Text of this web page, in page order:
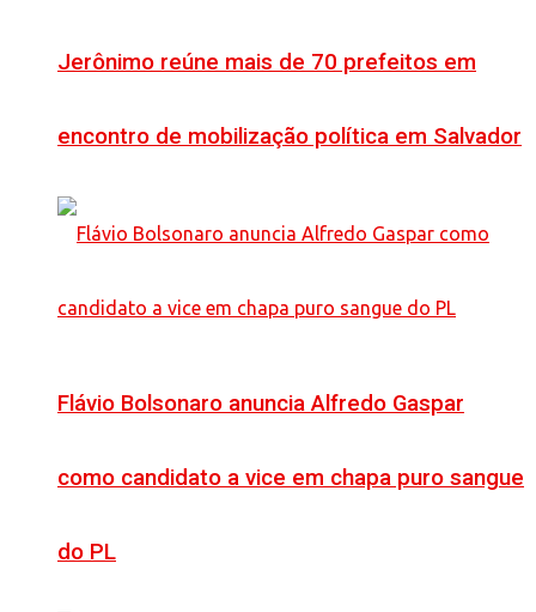
Jerônimo reúne mais de 70 prefeitos em
encontro de mobilização política em Salvador
Flávio Bolsonaro anuncia Alfredo Gaspar
como candidato a vice em chapa puro sangue
do PL